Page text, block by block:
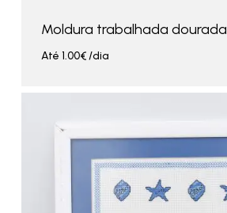
Moldura trabalhada dourada
Até 1.00€/dia